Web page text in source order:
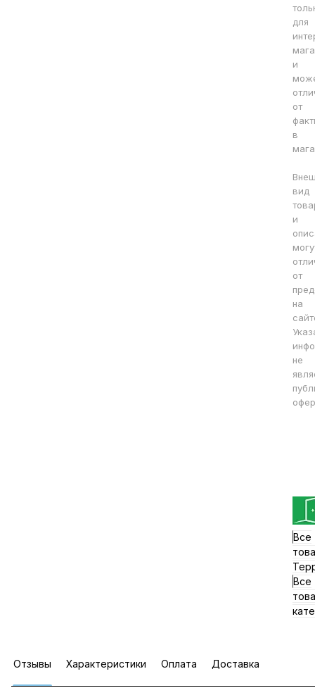
для
и
от
в
вид
и
от
на
не
Все
Все
Отзывы Характеристики Оплата Доставка